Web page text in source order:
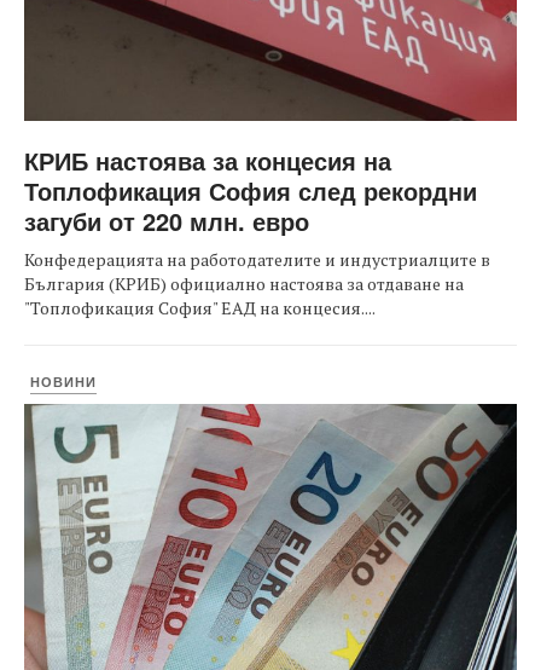
КРИБ настоява за концесия на
Топлофикация София след рекордни
загуби от 220 млн. евро
Конфедерацията на работодателите и индустриалците в
България (КРИБ) официално настоява за отдаване на
"Топлофикация София" ЕАД на концесия....
НОВИНИ